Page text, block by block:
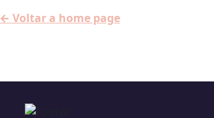
← Voltar a home page